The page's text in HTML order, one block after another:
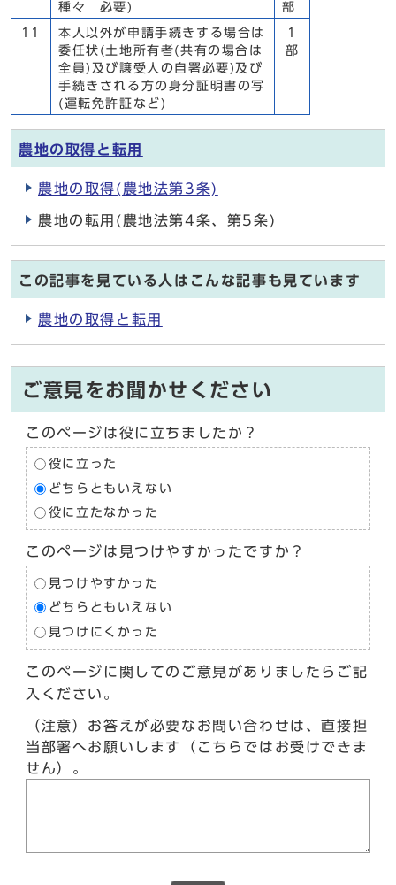
種々 必要)
部
11
本人以外が申請手続きする場合は
委任状(土地所有者(共有の場合は
全員)及び譲受人の自署必要)及び
手続きされる方の身分証明書の写
(運転免許証など)
1
部
農地の取得と転用
農地の取得(農地法第3条)
農地の転用(農地法第4条、第5条)
この記事を見ている人はこんな記事も見ています
農地の取得と転用
ご意見をお聞かせください
このページは役に立ちましたか？
役に立った
どちらともいえない
役に立たなかった
このページは見つけやすかったですか？
見つけやすかった
どちらともいえない
見つけにくかった
このページに関してのご意見がありましたらご記
入ください。
（注意）お答えが必要なお問い合わせは、直接担
当部署へお願いします（こちらではお受けできま
せん）。